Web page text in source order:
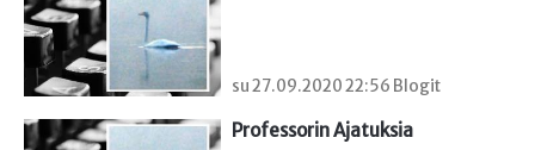
su 27.09.2020 22:56 Blogit
Professorin Ajatuksia